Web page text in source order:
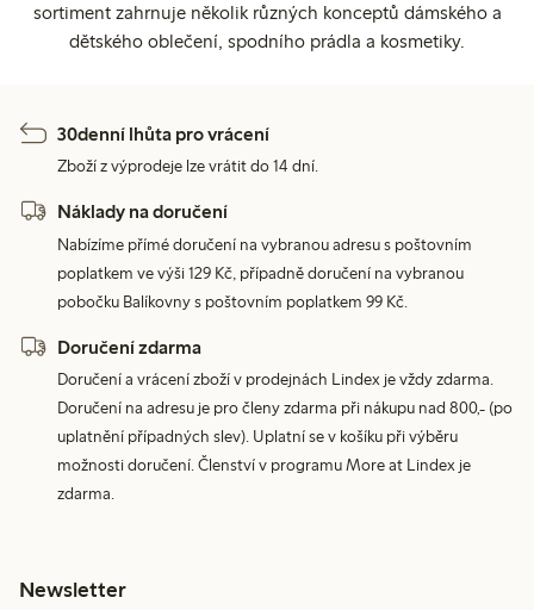
sortiment zahrnuje několik různých konceptů dámského a
dětského oblečení, spodního prádla a kosmetiky.
30denní lhůta pro vrácení
Zboží z výprodeje lze vrátit do 14 dní.
Náklady na doručení
Nabízíme přímé doručení na vybranou adresu s poštovním
poplatkem ve výši 129 Kč, případně doručení na vybranou
pobočku Balíkovny s poštovním poplatkem 99 Kč.
Doručení zdarma
Doručení a vrácení zboží v prodejnách Lindex je vždy zdarma.
Doručení na adresu je pro členy zdarma při nákupu nad 800,- (po
uplatnění případných slev). Uplatní se v košíku při výběru
možnosti doručení. Členství v programu More at Lindex je
zdarma.
Newsletter